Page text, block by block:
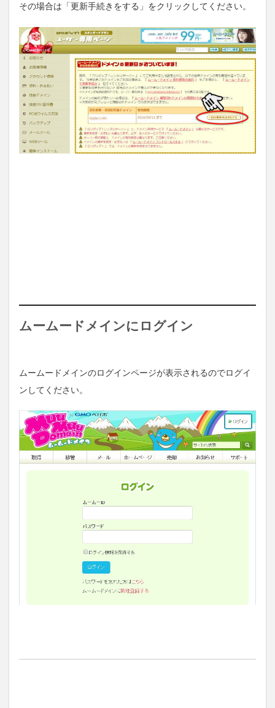
その場合は「更新手続きをする」をクリックしてください。
ムームードメインにログイン
ムームードメインのログインページが表示されるのでログイ
ンしてください。